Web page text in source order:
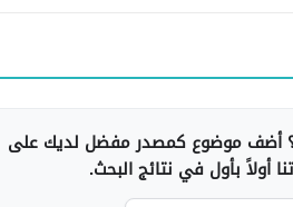
أضف موضوع كمصدر مفضل لديك على
أولاً بأول في نتائج البحث.